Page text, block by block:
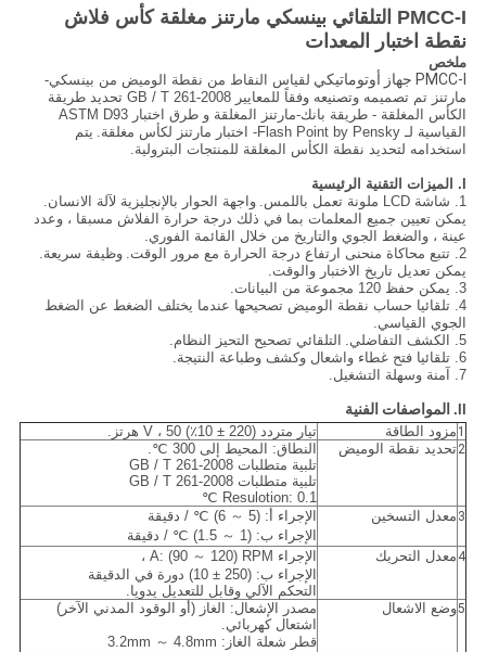
PMCC-I التلقائي بينسكي مارتنز مغلقة كأس فلاش
نقطة اختبار المعدات
ملخص
PMCC-I جهاز أوتوماتيكي
لقياس النقاط من نقطة الوميض من بينسكي-
مارتنز تم تصميمه وتصنيعه وفقاً للمعايير GB / T 261-2008 تحديد طريقة
الكأس المغلقة - طريقة بانك-مارتنز المغلقة و طرق اختبار ASTM D93
القياسية لـ Flash Point by Pensky- اختبار مارتنز لكأس مغلقة.
يتم
استخدامه لتحديد نقطة الكأس المغلقة للمنتجات البترولية.
1. شاشة LCD ملونة تعمل باللمس.
واجهة الحوار بالإنجليزية لآلة الانسان.
يمكن تعيين جميع المعلمات بما في ذلك درجة حرارة الفلاش مسبقا ، وعدد
عينة ، والضغط الجوي والتاريخ من خلال القائمة الفوري.
2. تتبع محاكاة منحنى ارتفاع درجة الحرارة مع مرور الوقت.
وظيفة سريعة.
يمكن تعديل تاريخ الاختبار والوقت.
3. يمكن حفظ 120 مجموعة من البيانات.
4. تلقائيا حساب نقطة الوميض تصحيحها عندما يختلف الضغط عن الضغط
الجوي القياسي.
5. الكشف التفاضلي.
التلقائي تصحيح التحيز النظام.
6. تلقائيا فتح غطاء واشعال وكشف وطباعة النتيجة.
7. آمنة وسهلة التشغيل.
المواصفات الفنية
1 مزود الطاقة تيار متردد (220 ± 10٪) V ، 50 هرتز.
2تحديد نقطة الوميض
النطاق: المحيط إلى 300 ℃.
تلبية متطلبات GB / T 261-2008
تلبية متطلبات GB / T 261-2008
Resulotion: 0.1 ℃
3 معدل التسخين
الإجراء أ: (5 ～ 6) ℃ / دقيقة
الإجراء ب: (1 ～ 1.5) ℃ / دقيقة
4 معدل التحريك
الإجراء A: (90 ～ 120) RPM ،
الإجراء ب: (250 ± 10) دورة في الدقيقة
التحكم الآلي وقابل للتعديل يدويا.
5وضع الاشعال
مصدر الإشعال: الغاز (أو الوقود المدني الآخر)
اشتعال كهربائي.
قطر شعلة الغاز: 3.2mm ～ 4.8mm